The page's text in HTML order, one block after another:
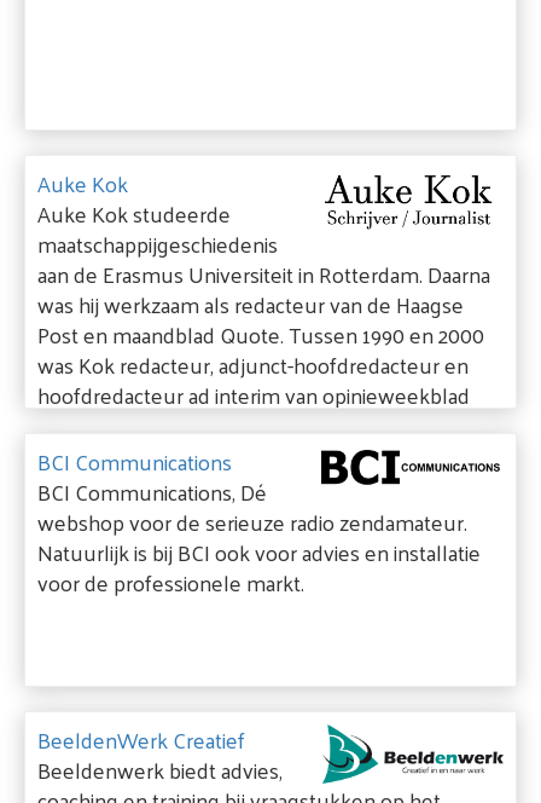
Auke Kok
Auke Kok studeerde
maatschappijgeschiedenis
aan de Erasmus Universiteit in Rotterdam. Daarna
was hij werkzaam als redacteur van de Haagse
Post en maandblad Quote. Tussen 1990 en 2000
was Kok redacteur, adjunct-hoofdredacteur en
hoofdredacteur ad interim van opinieweekblad
HP/De Tijd, daarna stapte hij als redactiechef over
naar het Radio 1 Journaal. In 2004 vestigde Kok
zich als zelfstandig journalist en boekenschrijver.
BCI Communications
BCI Communications, Dé
webshop voor de serieuze radio zendamateur.
Natuurlijk is bij BCI ook voor advies en installatie
voor de professionele markt.
BeeldenWerk Creatief
Beeldenwerk biedt advies,